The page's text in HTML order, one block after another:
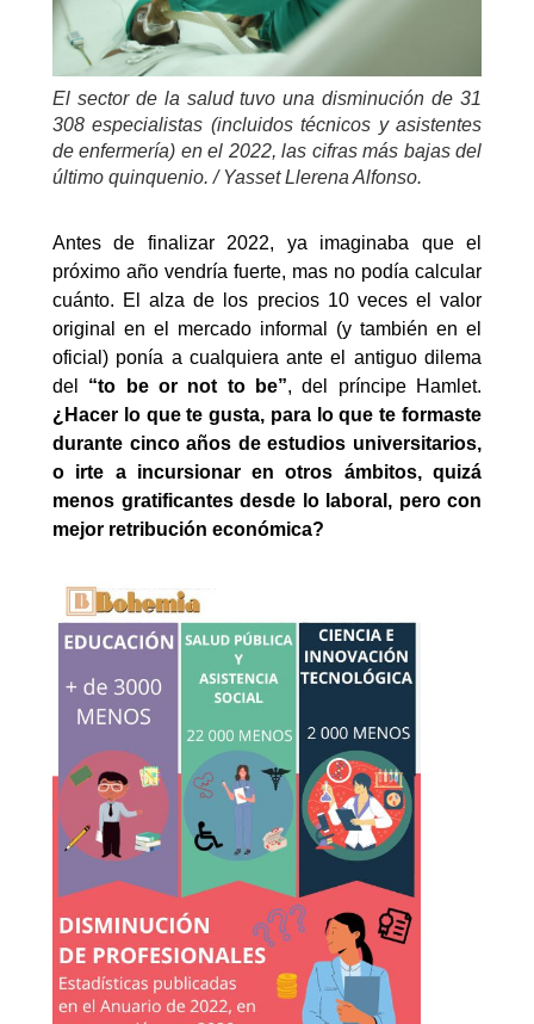
El sector de la salud tuvo una disminución de 31
308 especialistas (incluidos técnicos y asistentes
de enfermería) en el 2022, las cifras más bajas del
último quinquenio. / Yasset Llerena Alfonso.
Antes de finalizar 2022, ya imaginaba que el
próximo año vendría fuerte, mas no podía calcular
cuánto. El alza de los precios 10 veces el valor
original en el mercado informal (y también en el
oficial) ponía a cualquiera ante el antiguo dilema
del “to be or not to be”, del príncipe Hamlet.
¿Hacer lo que te gusta, para lo que te formaste
durante cinco años de estudios universitarios,
o irte a incursionar en otros ámbitos, quizá
menos gratificantes desde lo laboral, pero con
mejor retribución económica?